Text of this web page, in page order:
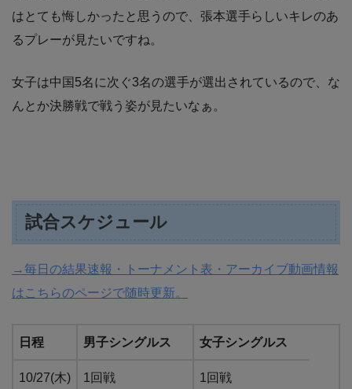
はとても悔しかったと思うので、張本選手らしいキレのあ
るプレーが見たいですね。
女子は中国5名に次ぐ3名の選手が選出されているので、な
んとか決勝戦で戦う姿が見たいなぁ。
試合スケジュール
→毎日の結果速報・トーナメント表・アーカイブ動画情報
はこちらのページで随時更新。
日程 男子シングルス 女子シングルス
10/27(木) 1回戦 1回戦